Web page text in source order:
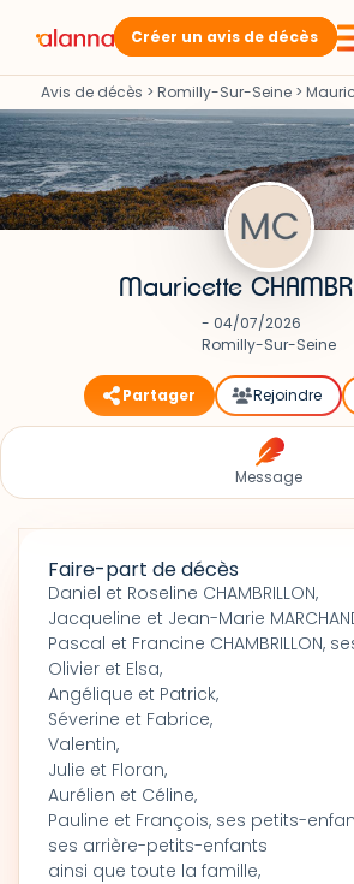
Créer un avis de décès
Avis de décès > Romilly-Sur-Seine >
Mauricette
- 04/07/2026
Romilly-Sur-Seine
Partager Rejoindre
Message
Faire-part de décès
Daniel et Roseline CHAMBRILLON,
Jacqueline et Jean-Marie
Pascal et Francine CHAMBRILLON,
Olivier et Elsa,
Angélique et Patrick,
Séverine et Fabrice,
Valentin,
Julie et Floran,
Aurélien et Céline,
Pauline et François, ses petits-
ses arrière-petits-enfants
ainsi que toute la famille,